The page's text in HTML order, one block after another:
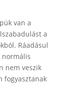
van a
a
Ráadásul
nem veszik
fogyasztanak